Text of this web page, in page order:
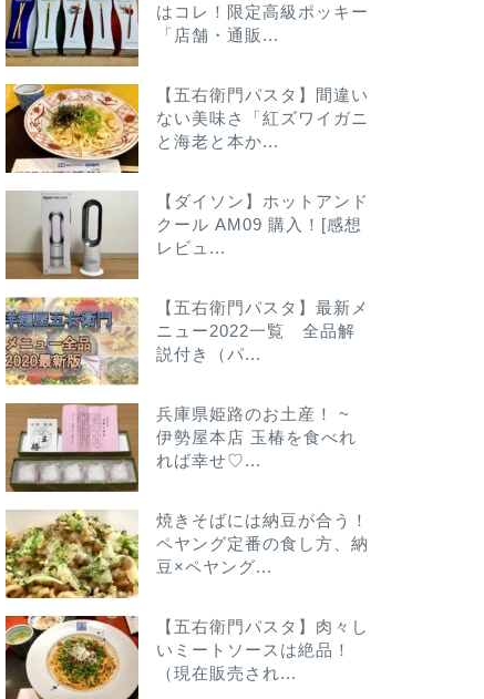
はコレ！限定高級ポッキー
「店舗・通販...
【五右衛門パスタ】間違い
ない美味さ「紅ズワイガニ
と海老と本か...
【ダイソン】ホットアンド
クール AM09 購入！[感想
レビュ...
【五右衛門パスタ】最新メ
ニュー2022一覧 全品解
説付き（パ...
兵庫県姫路のお土産！ ~
伊勢屋本店 玉椿を食べれ
れば幸せ♡...
焼きそばには納豆が合う！
ペヤング定番の食し方、納
豆×ペヤング...
【五右衛門パスタ】肉々し
いミートソースは絶品！
（現在販売され...